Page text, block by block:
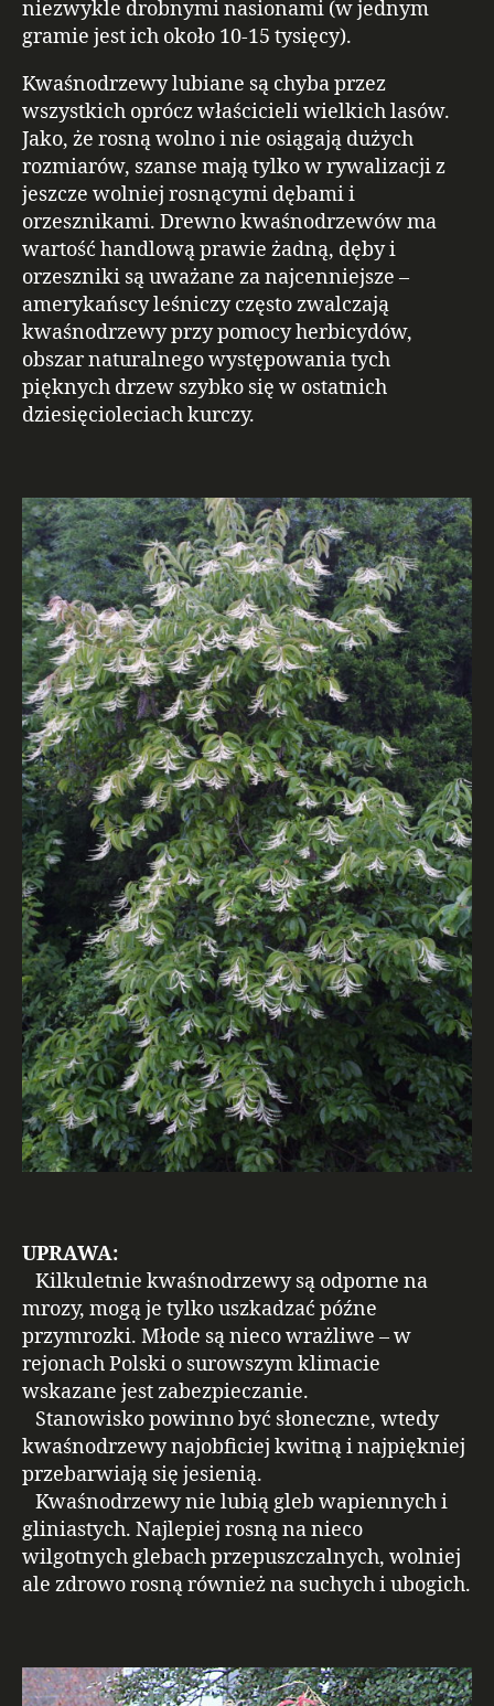
niezwykle drobnymi nasionami (w jednym
gramie jest ich około 10-15 tysięcy).
Kwaśnodrzewy lubiane są chyba przez
wszystkich oprócz właścicieli wielkich lasów.
Jako, że rosną wolno i nie osiągają dużych
rozmiarów, szanse mają tylko w rywalizacji z
jeszcze wolniej rosnącymi dębami i
orzesznikami. Drewno kwaśnodrzewów ma
wartość handlową prawie żadną, dęby i
orzeszniki są uważane za najcenniejsze –
amerykańscy leśniczy często zwalczają
kwaśnodrzewy przy pomocy herbicydów,
obszar naturalnego występowania tych
pięknych drzew szybko się w ostatnich
dziesięcioleciach kurczy.
UPRAWA:
Kilkuletnie kwaśnodrzewy są odporne na
mrozy, mogą je tylko uszkadzać późne
przymrozki. Młode są nieco wrażliwe – w
rejonach Polski o surowszym klimacie
wskazane jest zabezpieczanie.
Stanowisko powinno być słoneczne, wtedy
kwaśnodrzewy najobficiej kwitną i najpiękniej
przebarwiają się jesienią.
Kwaśnodrzewy nie lubią gleb wapiennych i
gliniastych. Najlepiej rosną na nieco
wilgotnych glebach przepuszczalnych, wolniej
ale zdrowo rosną również na suchych i ubogich.